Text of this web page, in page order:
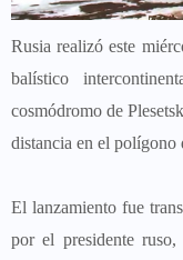
Rusia realizó este
balístico
cosmódromo de
distancia en el polígono
El lanzamiento fue
por el presidente